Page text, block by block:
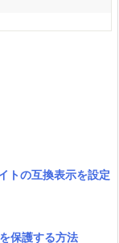
の互換表示を設定
保護する方法